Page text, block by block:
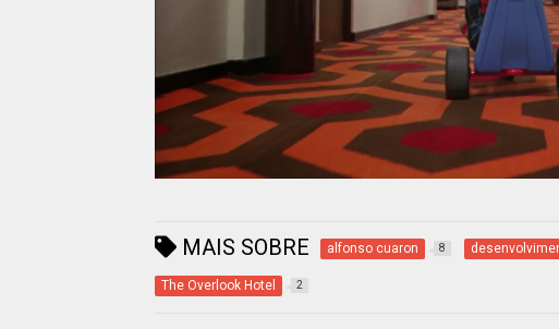
MAIS SOBRE alfonso cuaron 8
The Overlook Hotel 2